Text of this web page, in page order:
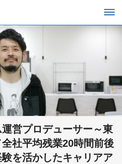
運営プロデューサー～東
社平均残業20時間前後
を活かしたキャリアア